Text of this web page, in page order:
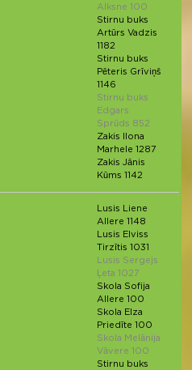
Alksne 100
Stirnu buks
Artūrs Vadzis
1182
Stirnu buks
Pēteris Grīviņš
1146
Stirnu buks
Edgars
Sprūds 852
Zakis Ilona
Marhele 1287
Zakis Jānis
Kūms 1142
Lusis Liene
Allere 1148
Lusis Elviss
Tirzītis 1031
Lusis Sergejs
Ļeta 1027
Skola Sofija
Allere 100
Skola Elza
Priedīte 100
Skola Melānija
Vāvere 100
Stirnu buks